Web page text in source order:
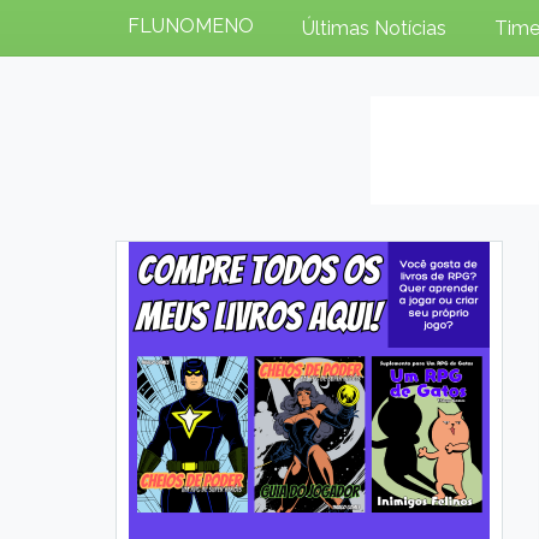
FLUNOMENO Últimas Notícias